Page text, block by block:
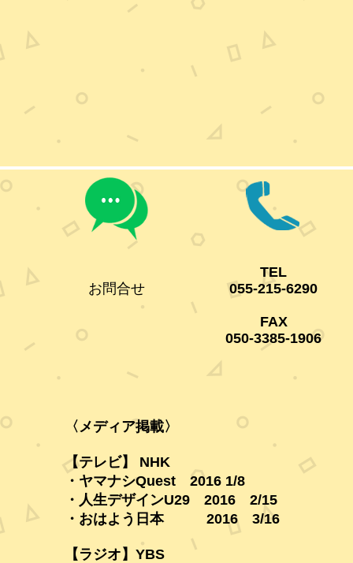
お問合せ
TEL
055-215-6290
FAX
050-3385-1906
〈メディア掲載〉
【テレビ】 NHK
・ヤマナシQuest 2016 1/8
・人生デザインU29 2016 2/15
・おはよう日本 2016 3/16
【ラジオ】YBS